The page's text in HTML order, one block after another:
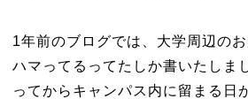
1年前のブログでは、大学周辺の
ハマってるってたしか書いたしま
ってからキャンパス内に留まる日